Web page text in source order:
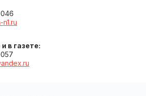
в газете: